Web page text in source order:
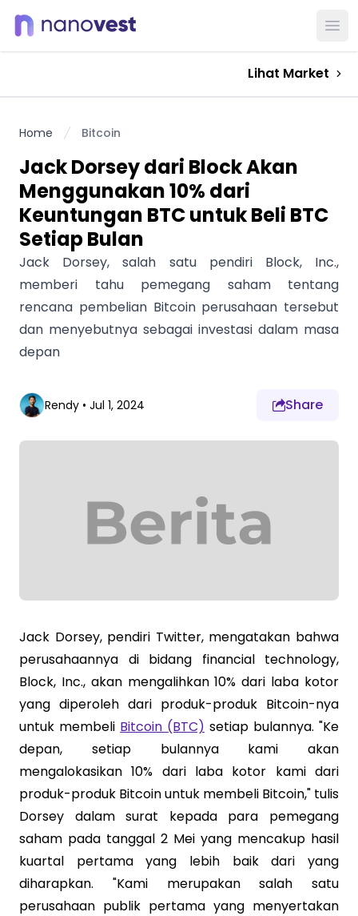
Lihat Market
Home Bitcoin
Jack Dorsey dari Block Akan
Menggunakan 10% dari
Keuntungan BTC untuk Beli BTC
Setiap Bulan
Jack Dorsey, salah satu pendiri Block, Inc.,
memberi tahu pemegang saham tentang
rencana pembelian Bitcoin perusahaan tersebut
dan menyebutnya sebagai investasi dalam masa
depan
Rendy • Jul 1, 2024 Share
Jack Dorsey, pendiri Twitter, mengatakan bahwa
perusahaannya di bidang financial technology,
Block, Inc., akan mengalihkan 10% dari laba kotor
yang diperoleh dari produk-produk Bitcoin-nya
untuk membeli Bitcoin (BTC) setiap bulannya. "Ke
depan, setiap bulannya kami akan
mengalokasikan 10% dari laba kotor kami dari
produk-produk Bitcoin untuk membeli Bitcoin," tulis
Dorsey dalam surat kepada para pemegang
saham pada tanggal 2 Mei yang mencakup hasil
kuartal pertama yang lebih baik dari yang
diharapkan. "Kami merupakan salah satu
perusahaan publik pertama yang menyertakan